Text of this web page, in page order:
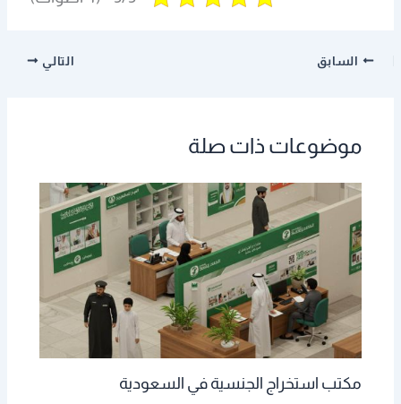
السابق التالي
موضوعات ذات صلة
مكتب استخراج الجنسية في السعودية